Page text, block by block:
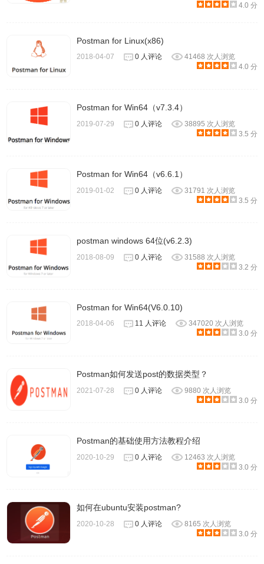
4.0 分
Postman for Linux(x86)
2018-04-07 0 人评论
41468 次人浏览
4.0 分
Postman for Win64（v7.3.4）
2019-07-29 0 人评论
38895 次人浏览
3.5 分
Postman for Win64（v6.6.1）
2019-01-02 0 人评论
31791 次人浏览
3.5 分
postman windows 64位(v6.2.3)
2018-08-09 0 人评论
31588 次人浏览
3.2 分
Postman for Win64(V6.0.10)
2018-04-06 11 人评论
347020 次人浏览
3.0 分
Postman如何发送post的数据类型？
2021-07-28 0 人评论
9880 次人浏览
3.0 分
Postman的基础使用方法教程介绍
2020-10-29 0 人评论
12463 次人浏览
3.0 分
如何在ubuntu安装postman?
2020-10-28 0 人评论
8165 次人浏览
3.0 分